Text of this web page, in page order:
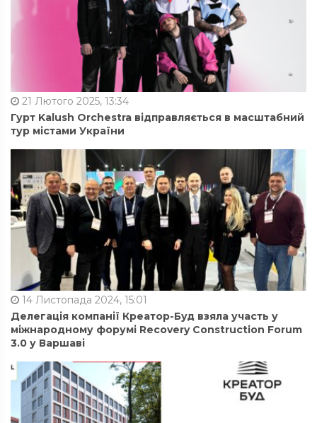
21 Лютого 2025, 13:34
Гурт Kalush Orchestra відправляється в масштабний
тур містами України
14 Листопада 2024, 15:01
Делегація компанії Креатор-Буд взяла участь у
міжнародному форумі Recovery Construction Forum
3.0 у Варшаві